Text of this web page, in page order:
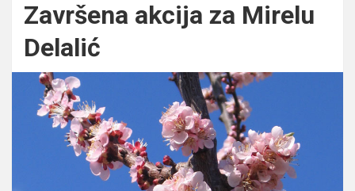
Završena akcija za Mirelu
Delalić